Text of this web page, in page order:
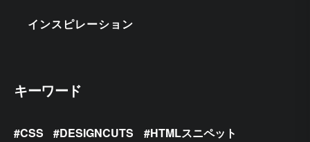
インスピレーション
キーワード
CSS DESIGNCUTS
HTMLスニペット